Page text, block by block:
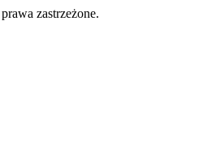
zastrzeżone.